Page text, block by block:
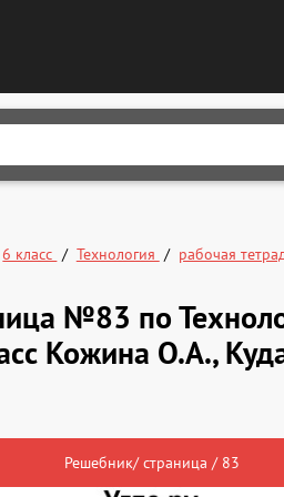
6 класс Технология рабочая
№83 по
Кожина О.А.,
Решебник/ страница / 83